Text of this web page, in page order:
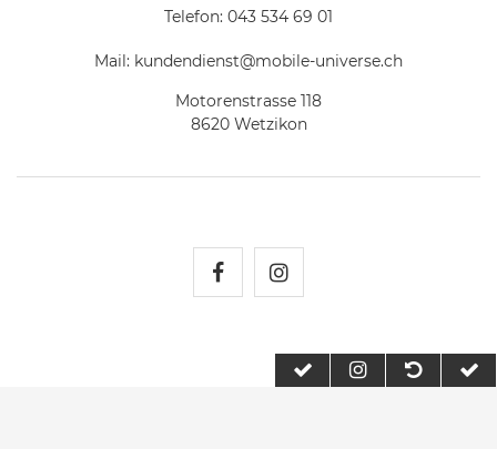
Telefon: 043 534 69 01
Mail: kundendienst@mobile-universe.ch
Motorenstrasse 118
8620 Wetzikon